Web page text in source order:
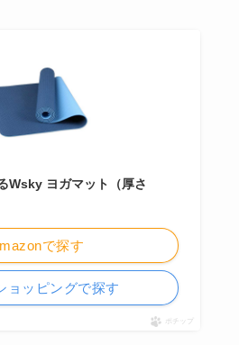
Wsky ヨガマット（厚さ
で探す
ョッピングで探す
ポチップ